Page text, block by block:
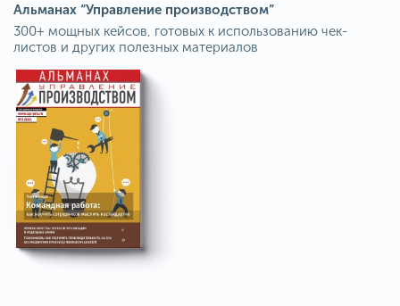
Альманах “Управление производством”
300+ мощных кейсов, готовых к использованию чек-
листов и других полезных материалов